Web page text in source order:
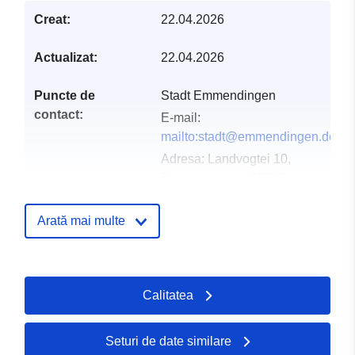
Creat: 22.04.2026
Actualizat: 22.04.2026
Puncte de
contact:
Stadt Emmendingen
E-mail:
mailto:stadt@emmendingen.de
Adresa:
Landvogtei 10,
Registru catalog: Adăugat la data.europa.eu: 02
Informații actualizate la data
25 July 2026
Arată mai multe
Calitatea
Seturi de date similare